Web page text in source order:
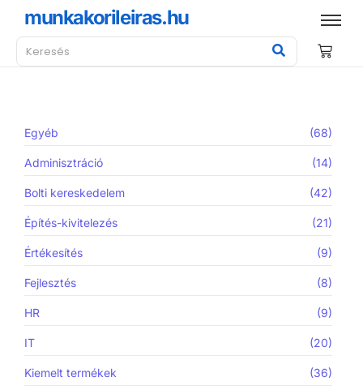
munkakorileiras.hu
Egyéb (68)
Adminisztráció (14)
Bolti kereskedelem (42)
Építés-kivitelezés (21)
Értékesítés (9)
Fejlesztés (8)
HR (9)
IT (20)
Kiemelt termékek (36)